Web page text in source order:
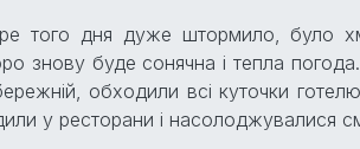
того дня дуже штормило, було
знову буде сонячна і тепла
обходили всі куточки
у ресторани і насолоджувалися